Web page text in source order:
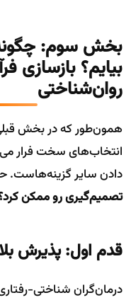
بخش سوم: چگونه
بیایم؟ بازسازی
روان‌شناختی
همون‌طور که در بخش
انتخاب‌های سخت فرار
دادن سایر گزینه‌هاست.
تصمیم‌گیری رو ممکن
قدم اول: پذیرش